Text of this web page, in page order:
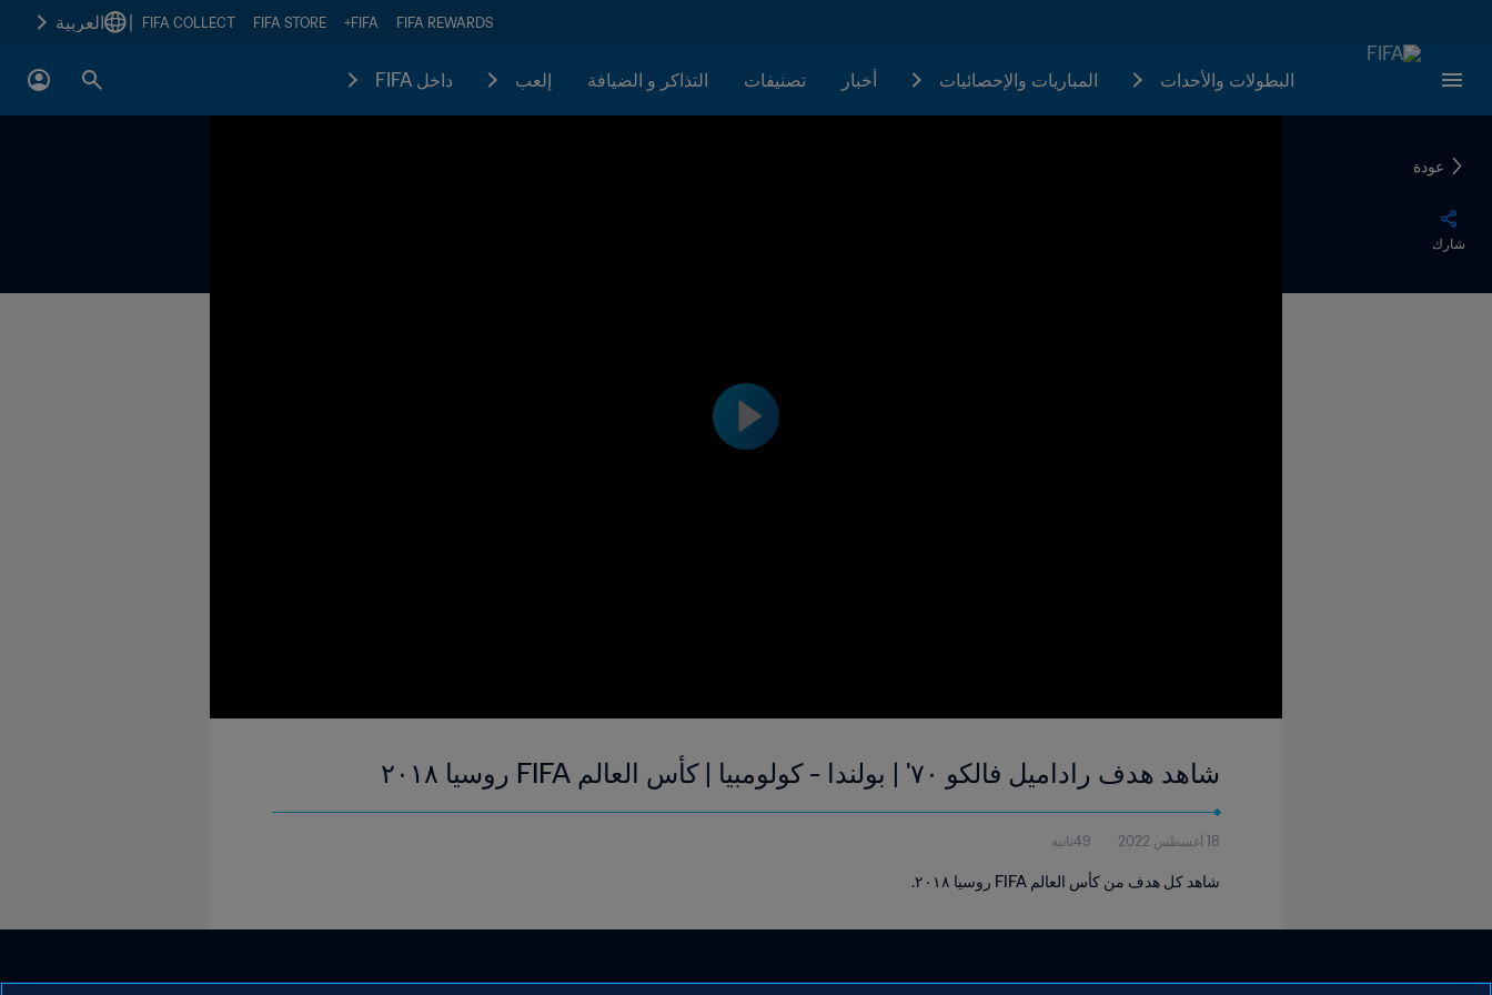
FIFA REWARDS
FIFA+
FIFA STORE
FIFA COLLECT العربية
البطولات والأحدات المباريات والإحصائيات أخبار تصنيفات التذاكر و الضيافة إلعب داخل FIFA
عودة
شارك
شاهد هدف راداميل فالكو ٧٠' | بولندا - كولومبيا | كأس العالم FIFA روسيا ٢٠١٨
18 أغسطس 2022 49ثانية
شاهد كل هدف من كأس العالم FIFA روسيا ٢٠١٨.